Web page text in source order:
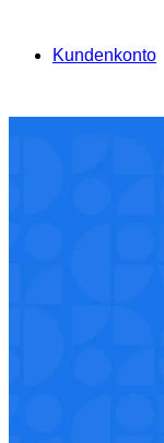
Kundenkonto